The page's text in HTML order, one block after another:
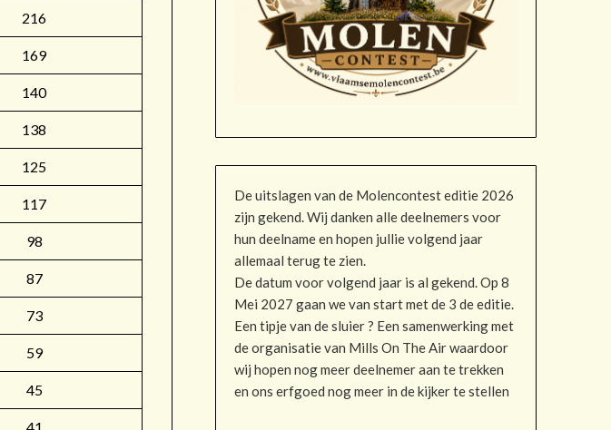
216
169
140
138
125
117
98
87
73
59
45
De uitslagen van de Molencontest editie 2026
zijn gekend. Wij danken alle deelnemers voor
hun deelname en hopen jullie volgend jaar
allemaal terug te zien.
De datum voor volgend jaar is al gekend. Op 8
Mei 2027 gaan we van start met de 3 de editie.
Een tipje van de sluier ? Een samenwerking met
de organisatie van Mills On The Air waardoor
wij hopen nog meer deelnemer aan te trekken
en ons erfgoed nog meer in de kijker te stellen